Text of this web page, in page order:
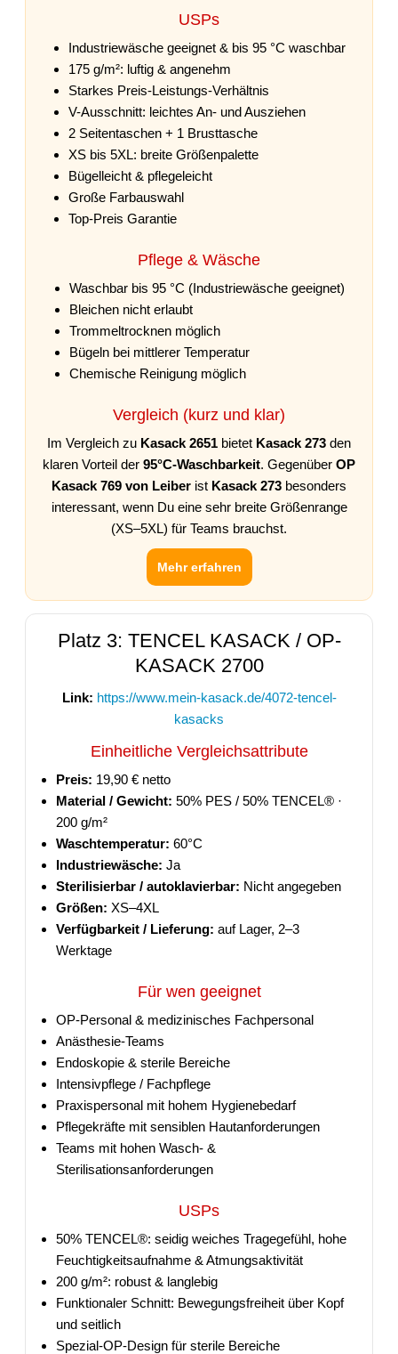
USPs
Industriewäsche geeignet & bis 95 °C waschbar
175 g/m²: luftig & angenehm
Starkes Preis-Leistungs-Verhältnis
V-Ausschnitt: leichtes An- und Ausziehen
2 Seitentaschen + 1 Brusttasche
XS bis 5XL: breite Größenpalette
Bügelleicht & pflegeleicht
Große Farbauswahl
Top-Preis Garantie
Pflege & Wäsche
Waschbar bis 95 °C (Industriewäsche geeignet)
Bleichen nicht erlaubt
Trommeltrocknen möglich
Bügeln bei mittlerer Temperatur
Chemische Reinigung möglich
Vergleich (kurz und klar)
Im Vergleich zu Kasack 2651 bietet Kasack 273 den
klaren Vorteil der 95°C-Waschbarkeit. Gegenüber OP
Kasack 769 von Leiber ist Kasack 273 besonders
interessant, wenn Du eine sehr breite Größenrange
(XS–5XL) für Teams brauchst.
Mehr erfahren
Platz 3: TENCEL KASACK / OP-
KASACK 2700
Link: https://www.mein-kasack.de/4072-tencel-
kasacks
Einheitliche Vergleichsattribute
Preis: 19,90 € netto
Material / Gewicht: 50% PES / 50% TENCEL® ·
200 g/m²
Waschtemperatur: 60°C
Industriewäsche: Ja
Sterilisierbar / autoklavierbar: Nicht angegeben
Größen: XS–4XL
Verfügbarkeit / Lieferung: auf Lager, 2–3
Werktage
Für wen geeignet
OP-Personal & medizinisches Fachpersonal
Anästhesie-Teams
Endoskopie & sterile Bereiche
Intensivpflege / Fachpflege
Praxispersonal mit hohem Hygienebedarf
Pflegekräfte mit sensiblen Hautanforderungen
Teams mit hohen Wasch- &
Sterilisationsanforderungen
USPs
50% TENCEL®: seidig weiches Tragegefühl, hohe
Feuchtigkeitsaufnahme & Atmungsaktivität
200 g/m²: robust & langlebig
Funktionaler Schnitt: Bewegungsfreiheit über Kopf
und seitlich
Spezial-OP-Design für sterile Bereiche